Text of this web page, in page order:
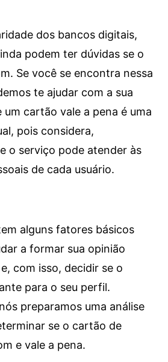
dos bancos digitais,
podem ter dúvidas se o
Se você se encontra nessa
te ajudar com a sua
um cartão vale a pena é uma
pois considera,
o serviço pode atender às
de cada usuário.
alguns fatores básicos
a formar sua opinião
com isso, decidir se o
para o seu perfil.
preparamos uma análise
se o cartão de
e vale a pena.